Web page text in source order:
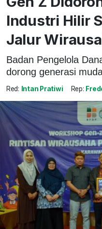
Industri Hilir
Jalur
Badan Pengelola
dorong generasi
Red: Intan Pratiwi Rep: